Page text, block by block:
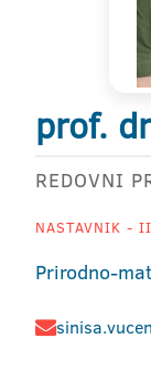
prof.
REDOVNI
NASTAVNIK -
Prirodno-